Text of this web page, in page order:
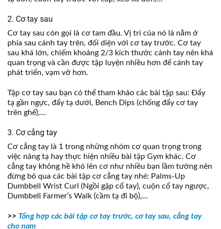
2. Cơ tay sau
Cơ tay sau còn gọi là cơ tam đầu. Vị trí của nó là nằm ở
phía sau cánh tay trên, đối diện với cơ tay trước. Cơ tay
sau khá lớn, chiếm khoảng 2/3 kích thước cánh tay nên khá
quan trọng và cần được tập luyện nhiều hơn để cánh tay
phát triển, vạm vỡ hơn.
Tập cơ tay sau bạn có thể tham khảo các bài tập sau: Đẩy
tạ gần ngực, đẩy tạ dưới, Bench Dips (chống đẩy cơ tay
trên ghế),…
3. Cơ cẳng tay
Cơ cẳng tay là 1 trong những nhóm cơ quan trọng trong
việc nâng tạ hay thực hiện nhiều bài tập Gym khác. Cơ
cẳng tay không hề khó lên cơ như nhiều bạn lầm tưởng nên
đừng bỏ qua các bài tập cơ cẳng tay nhé: Palms-Up
Dumbbell Wrist Curl (Ngồi gập cổ tay), cuộn cổ tay ngược,
Dumbbell Farmer’s Walk (cầm tạ đi bộ),…
>> Tổng hợp các bài tập cơ tay trước, cơ tay sau, cẳng tay
cho nam